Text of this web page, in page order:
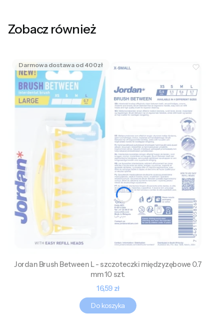
Zobacz również
Jordan Brush Between L - szczoteczki międzyzębowe 0.7
mm 10 szt.
Cena
16,59 zł
Do koszyka